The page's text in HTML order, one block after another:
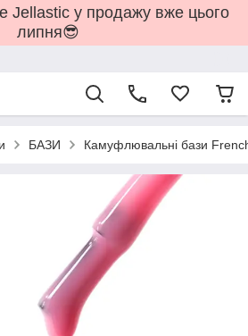
Jellastic у продажу вже цього
липня😎
БАЗИ Камуфлювальні бази